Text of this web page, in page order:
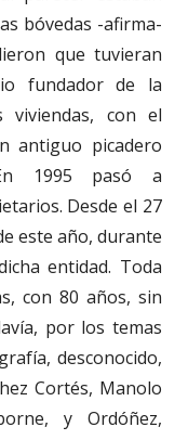
bóvedas -afirma-
que tuvieran
fundador de la
viviendas, con el
antiguo picadero
1995 pasó a
Desde el 27
este año, durante
entidad. Toda
con 80 años, sin
por los temas
desconocido,
Cortés, Manolo
y Ordóñez,